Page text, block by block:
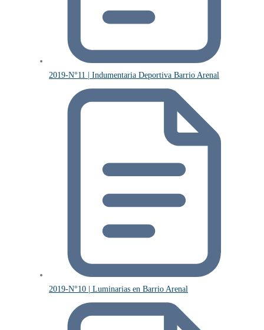
2019-N°11 | Indumentaria Deportiva Barrio Arenal
2019-N°10 | Luminarias en Barrio Arenal